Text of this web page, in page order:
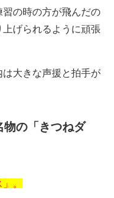
の時の方が飛んだの
げられるように頑張
大きな声援と拍手が
物の「きつねダ
。